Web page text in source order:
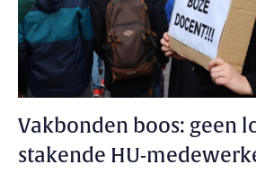
Vakbonden boos: geen
stakende HU-